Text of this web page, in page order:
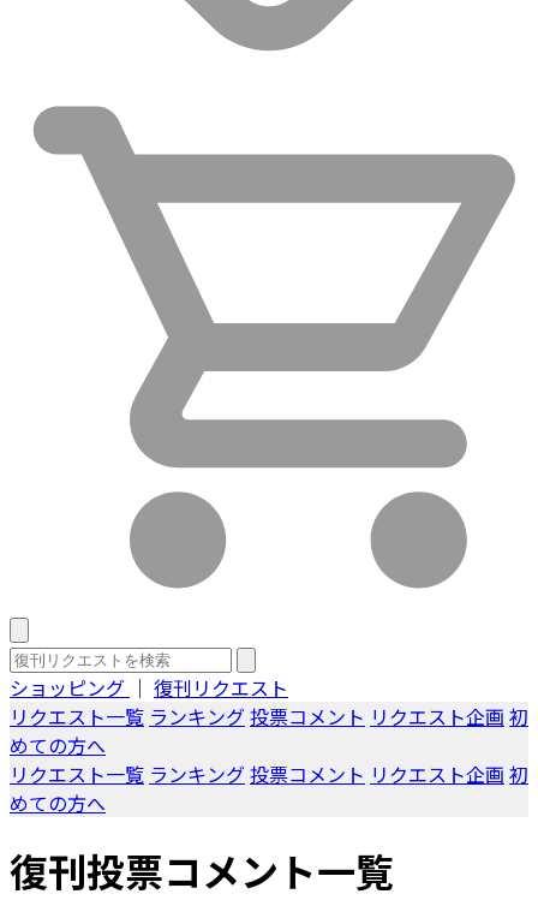
ショッピング ｜ 復刊リクエスト
リクエスト一覧 ランキング投票コメント リクエスト企画 初
めての方へ
リクエスト一覧 ランキング投票コメント リクエスト企画 初
めての方へ
復刊投票コメント一覧